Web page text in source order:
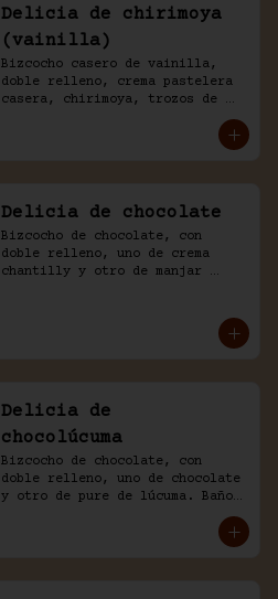
Delicia de chirimoya
(vainilla)
Bizcocho casero de vainilla,
doble relleno, crema pastelera
casera, chirimoya, trozos de
chantilly, decorado con manjar
Delicia de chocolate
Bizcocho de chocolate, con
doble relleno, uno de crema
chantilly y otro de manjar
Delicia de
chocolúcuma
Bizcocho de chocolate, con
doble relleno, uno de chocolate
y otro de pure de lúcuma. Baño